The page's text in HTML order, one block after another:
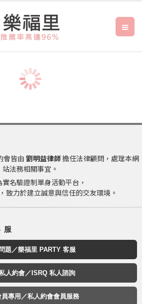
會皆由 劉明益律師擔任法律顧問，處理本網
站法務相關事宜。
名驗證制單身活動平台，
致力於建立誠意與信任的交友環境。
服
題／樂福里 PARTY 客服
人約會／ISRQ 私人諮詢
專用／私人約會會員服務